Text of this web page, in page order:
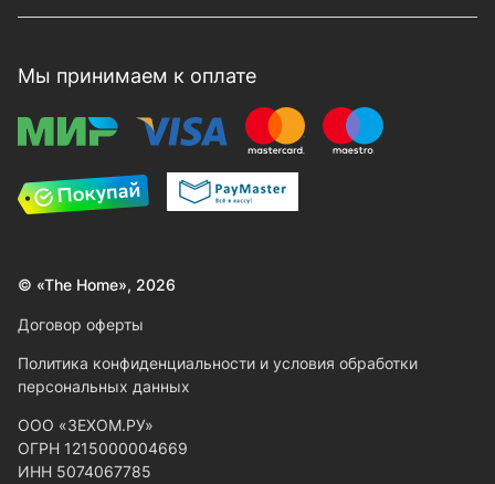
Мы принимаем к оплате
© «The Home», 2026
Договор оферты
Политика конфиденциальности и условия обработки
персональных данных
ООО «ЗЕХОМ.РУ»
ОГРН 1215000004669
ИНН 5074067785